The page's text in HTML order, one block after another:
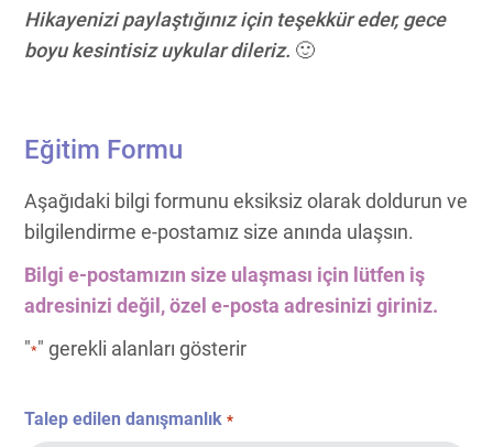
Hikayenizi paylaştığınız için teşekkür eder, gece
boyu kesintisiz uykular dileriz. 🙂
Eğitim Formu
Aşağıdaki bilgi formunu eksiksiz olarak doldurun ve
bilgilendirme e-postamız size anında ulaşsın.
Bilgi e-postamızın size ulaşması için lütfen iş
adresinizi değil, özel e-posta adresinizi giriniz.
"*" gerekli alanları gösterir
Talep edilen danışmanlık *